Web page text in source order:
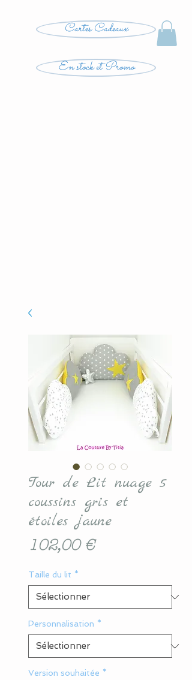
Cartes Cadeaux
En stock et Promo
Tour de Lit nuage 5
coussins gris et
étoiles jaune
102,00 €Prix
Taille du lit *
Personnalisation *
Version souhaitée *